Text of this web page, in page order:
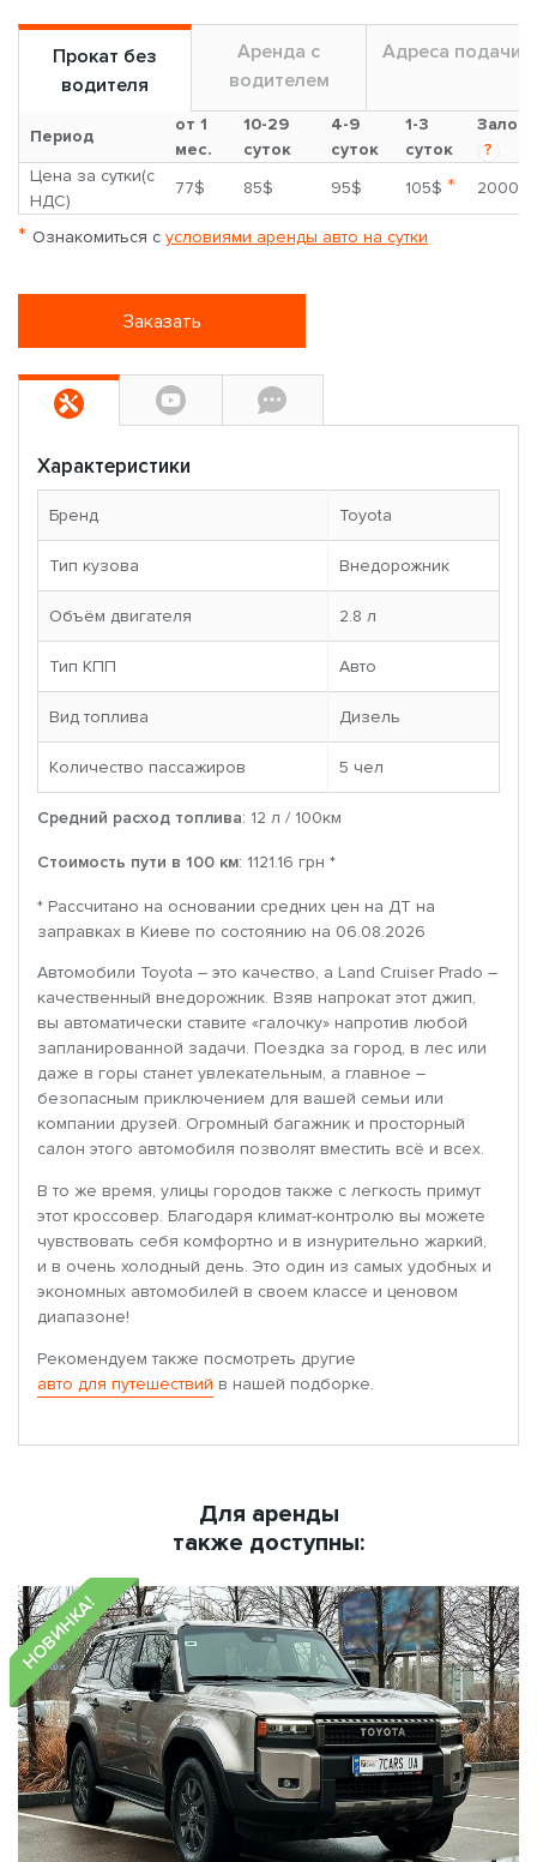
Прокат без
водителя
Аренда с
водителем
Адреса подачи
Период
от 1
мес.
10-29
суток
4-9
суток
1-3
суток
Залог
?
Цена за сутки(с
НДС)
77$ 85$ 95$ 105$ * 2000$
* Ознакомиться с условиями аренды авто на сутки
Заказать
Характеристики
Бренд Toyota
Тип кузова Внедорожник
Объём двигателя 2.8 л
Тип КПП Авто
Вид топлива Дизель
Количество пассажиров 5 чел
Средний расход топлива: 12 л / 100км
Стоимость пути в 100 км: 1121.16 грн *
* Рассчитано на основании средних цен на ДТ на
заправках в Киеве по состоянию на 06.08.2026
Автомобили Toyota – это качество, а Land Cruiser Prado –
качественный внедорожник. Взяв напрокат этот джип,
вы автоматически ставите «галочку» напротив любой
запланированной задачи. Поездка за город, в лес или
даже в горы станет увлекательным, а главное –
безопасным приключением для вашей семьи или
компании друзей. Огромный багажник и просторный
салон этого автомобиля позволят вместить всё и всех.
В то же время, улицы городов также с легкость примут
этот кроссовер. Благодаря климат-контролю вы можете
чувствовать себя комфортно и в изнурительно жаркий,
и в очень холодный день. Это один из самых удобных и
экономных автомобилей в своем классе и ценовом
диапазоне!
Рекомендуем также посмотреть другие
авто для путешествий в нашей подборке.
Для аренды
также доступны:
НОВИНКА!